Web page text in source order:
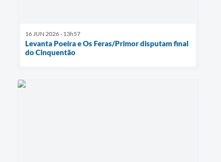
16 JUN 2026 - 13h57
Levanta Poeira e Os Feras/Primor disputam final
do Cinquentão